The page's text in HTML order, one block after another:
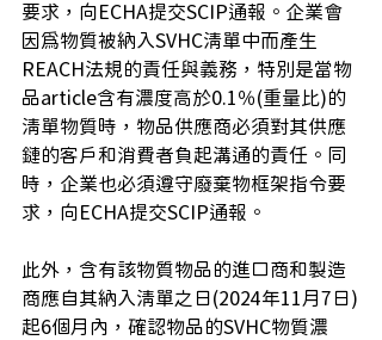
要求，向ECHA提交SCIP通報。企業會
因為物質被納入SVHC清單中而產生
REACH法規的責任與義務，特別是當物
品article含有濃度高於0.1％(重量比)的
清單物質時，物品供應商必須對其供應
鏈的客戶和消費者負起溝通的責任。同
時，企業也必須遵守廢棄物框架指令要
求，向ECHA提交SCIP通報。
此外，含有該物質物品的進口商和製造
商應自其納入清單之日(2024年11月7日)
起6個月內，確認物品的SVHC物質濃